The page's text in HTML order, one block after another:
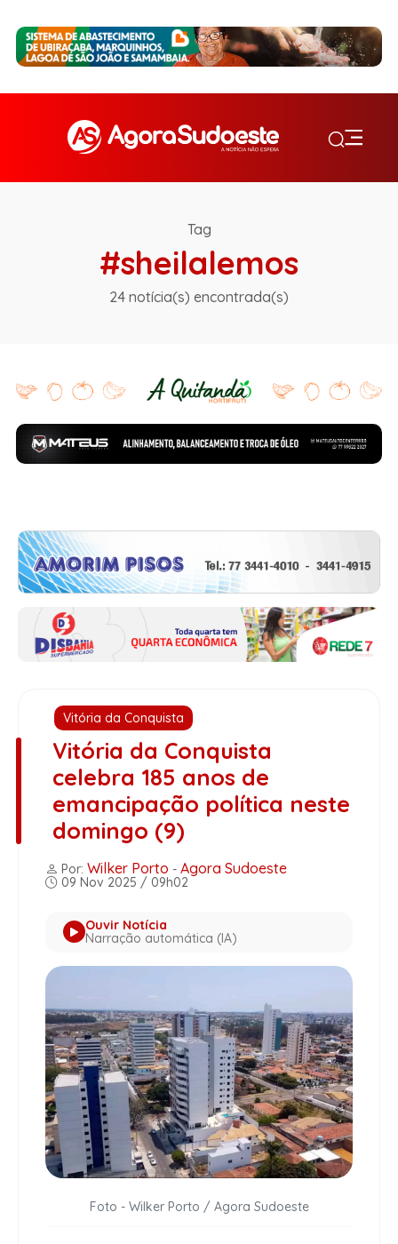
Tag
#sheilalemos
24 notícia(s) encontrada(s)
Vitória da Conquista
Vitória da Conquista
celebra 185 anos de
emancipação política neste
domingo (9)
Por: Wilker Porto - Agora Sudoeste
09 Nov 2025 / 09h02
Ouvir Notícia
Narração automática (IA)
Foto - Wilker Porto / Agora Sudoeste